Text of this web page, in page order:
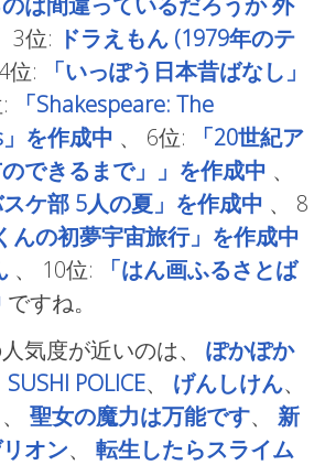
3位: ドラえもん (1979年のテ
4位:
「いっぽう日本昔ばなし」
「Shakespeare: The
を作成中 、 6位:
「20世紀ア
できるまで」」を作成中 、
スケ部 5人の夏」を作成中 、 8
んの初夢宇宙旅行」を作成中
、 10位:
「はん画ふるさとば
ですね。
気度が近いのは、 ぽかぽか
SUSHI POLICE、 げんしけん、
、 聖女の魔力は万能です、 新
オン、 転生したらスライム